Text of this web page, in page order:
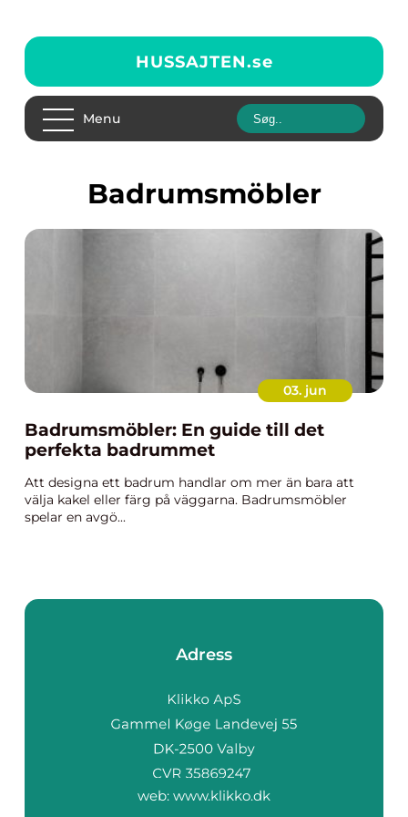
HUSSAJTEN.se
Menu
Badrumsmöbler
03. jun
Badrumsmöbler: En guide till det
perfekta badrummet
Att designa ett badrum handlar om mer än bara att
välja kakel eller färg på väggarna. Badrumsmöbler
spelar en avgö...
Adress
web: www.klikko.dk